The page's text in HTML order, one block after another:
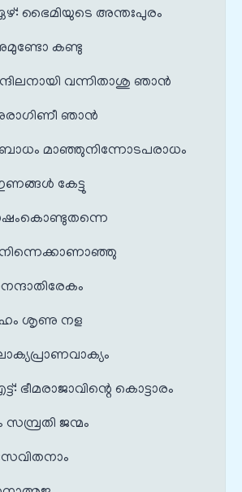
ഭൈമിയുടെ അന്തഃപുരം
കണ്ടു
വന്നിതാശു ഞാൻ
ഞാൻ
മാഞ്ഞുനിന്നോടപരാധം
കേട്ടു
ശൃണു നള
ഭീമരാജാവിന്റെ കൊട്ടാരം
ജന്മം